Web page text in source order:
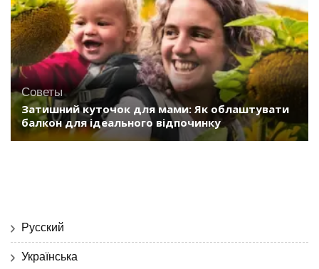
Советы
Затишний куточок для мами: Як облаштувати
балкон для ідеального відпочинку
Русский
Українська